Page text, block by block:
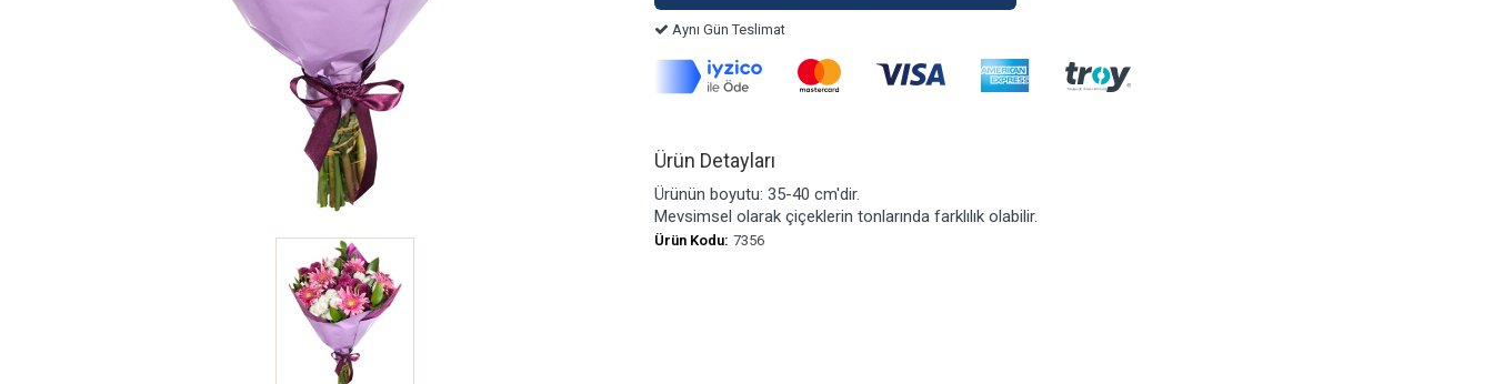
Aynı Gün Teslimat
Ürün Detayları
Ürünün boyutu: 35-40 cm'dir.
Mevsimsel olarak çiçeklerin tonlarında farklılık olabilir.
Ürün Kodu: 7356